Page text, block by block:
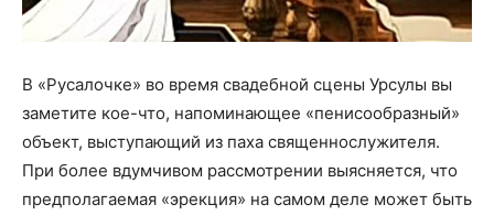
В «Русалочке» во время свадебной сцены Урсулы вы
заметите кое-что, напоминающее «пенисообразный»
объект, выступающий из паха священнослужителя.
При более вдумчивом рассмотрении выясняется, что
предполагаемая «эрекция» на самом деле может быть